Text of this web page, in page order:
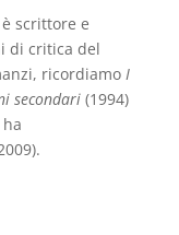
scrittore e
di critica del
ricordiamo I
secondari(1994)